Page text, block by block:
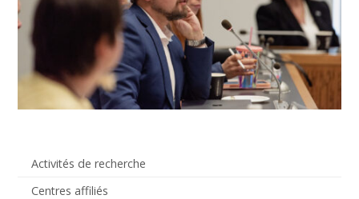
Activités de recherche
Centres affiliés